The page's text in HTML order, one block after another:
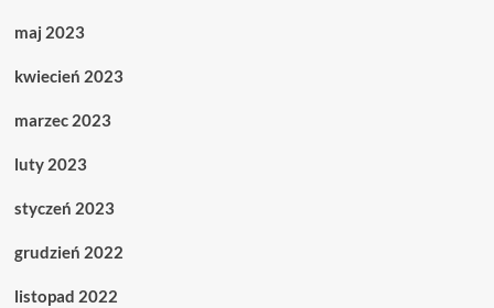
maj 2023
kwiecień 2023
marzec 2023
luty 2023
styczeń 2023
grudzień 2022
listopad 2022